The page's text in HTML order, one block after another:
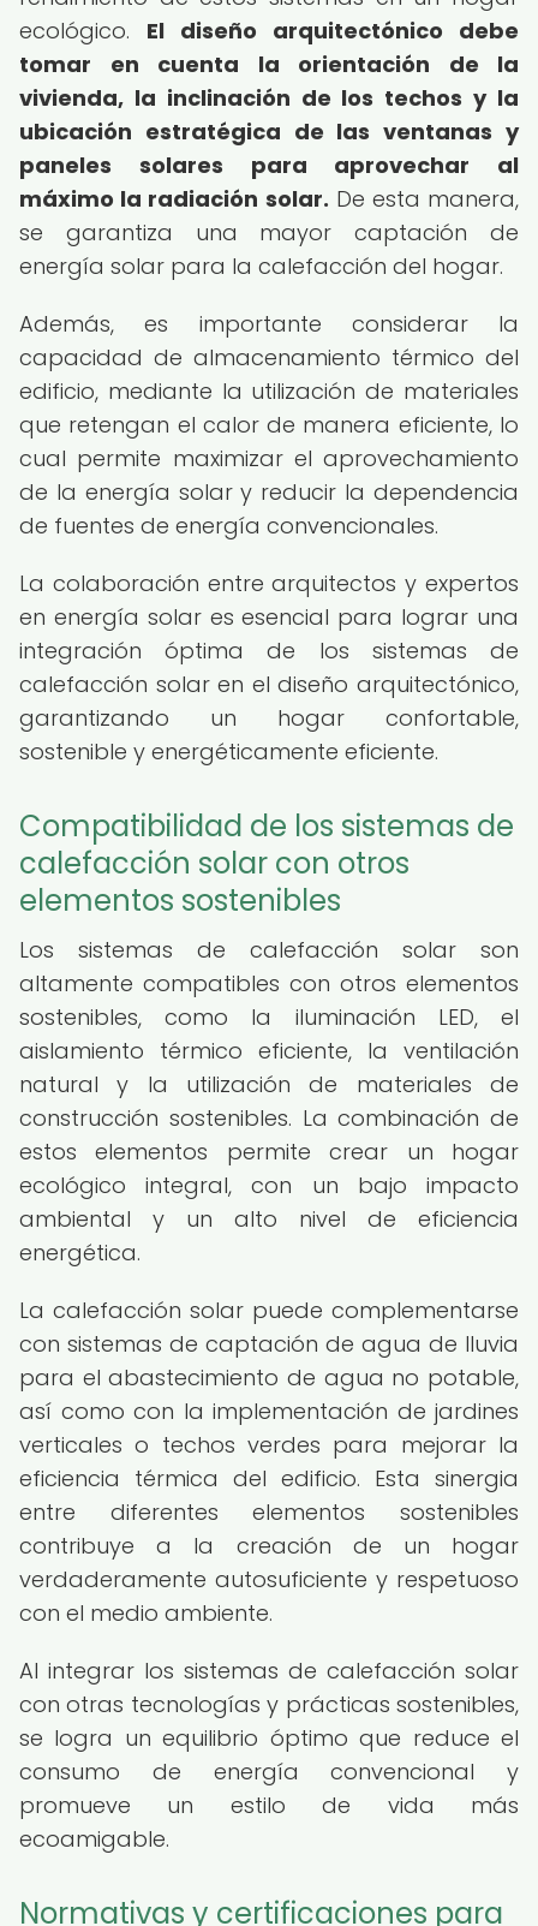
ecológico. El diseño arquitectónico debe
tomar en cuenta la orientación de la
vivienda, la inclinación de los techos y la
ubicación estratégica de las ventanas y
paneles solares para aprovechar al
máximo la radiación solar. De esta manera,
se garantiza una mayor captación de
energía solar para la calefacción del hogar.
Además, es importante considerar la
capacidad de almacenamiento térmico del
edificio, mediante la utilización de materiales
que retengan el calor de manera eficiente, lo
cual permite maximizar el aprovechamiento
de la energía solar y reducir la dependencia
de fuentes de energía convencionales.
La colaboración entre arquitectos y expertos
en energía solar es esencial para lograr una
integración óptima de los sistemas de
calefacción solar en el diseño arquitectónico,
garantizando un hogar confortable,
sostenible y energéticamente eficiente.
Compatibilidad de los sistemas de
calefacción solar con otros
elementos sostenibles
Los sistemas de calefacción solar son
altamente compatibles con otros elementos
sostenibles, como la iluminación LED, el
aislamiento térmico eficiente, la ventilación
natural y la utilización de materiales de
construcción sostenibles. La combinación de
estos elementos permite crear un hogar
ecológico integral, con un bajo impacto
ambiental y un alto nivel de eficiencia
energética.
La calefacción solar puede complementarse
con sistemas de captación de agua de lluvia
para el abastecimiento de agua no potable,
así como con la implementación de jardines
verticales o techos verdes para mejorar la
eficiencia térmica del edificio. Esta sinergia
entre diferentes elementos sostenibles
contribuye a la creación de un hogar
verdaderamente autosuficiente y respetuoso
con el medio ambiente.
Al integrar los sistemas de calefacción solar
con otras tecnologías y prácticas sostenibles,
se logra un equilibrio óptimo que reduce el
consumo de energía convencional y
promueve un estilo de vida más
ecoamigable.
Normativas y certificaciones para